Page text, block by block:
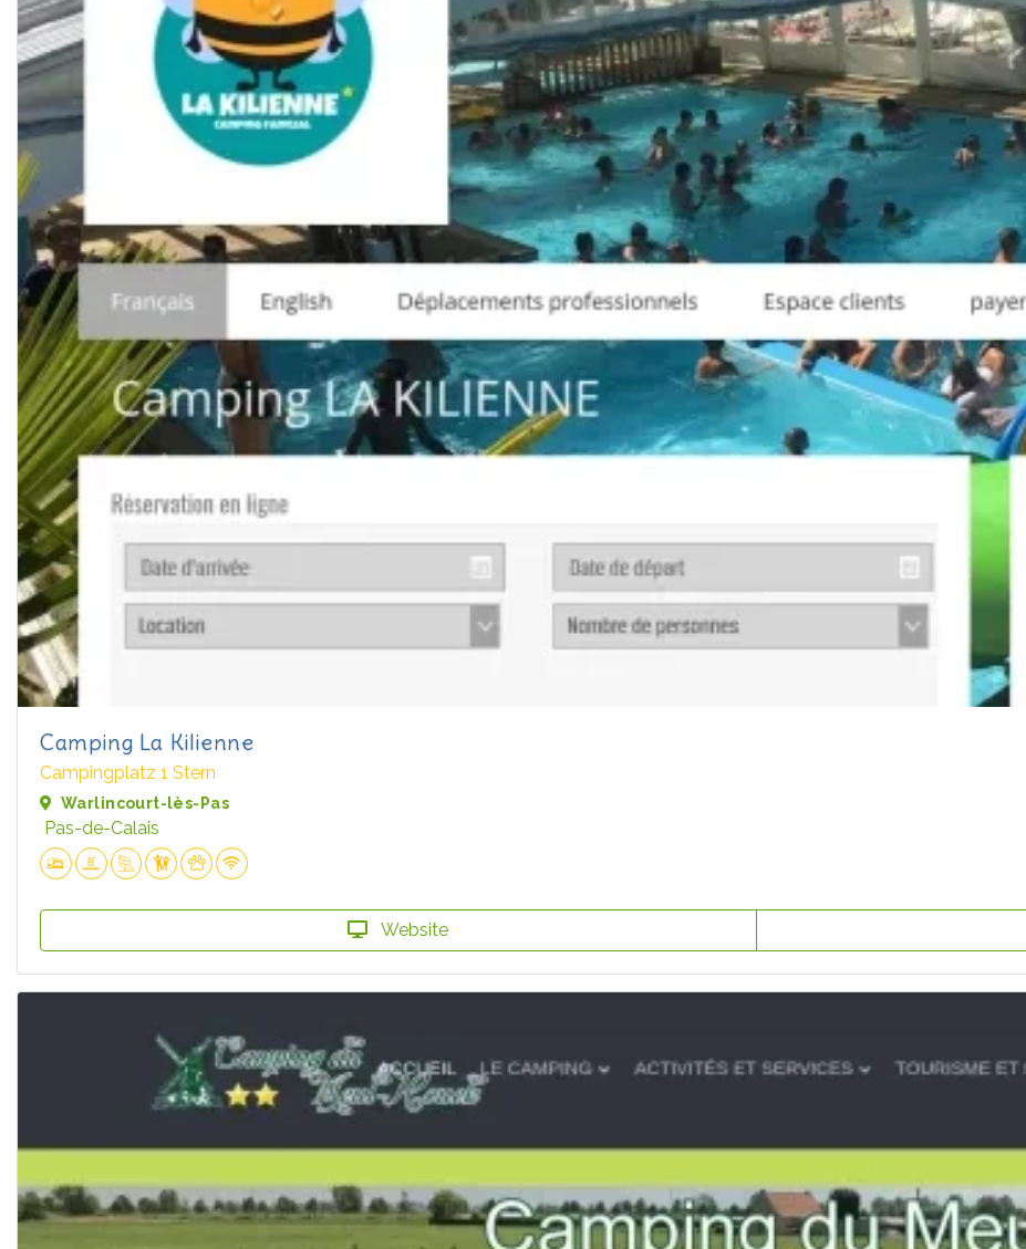
Camping La Kilienne
Campingplatz 1 Stern
Warlincourt-lès-Pas
Pas-de-Calais
Website